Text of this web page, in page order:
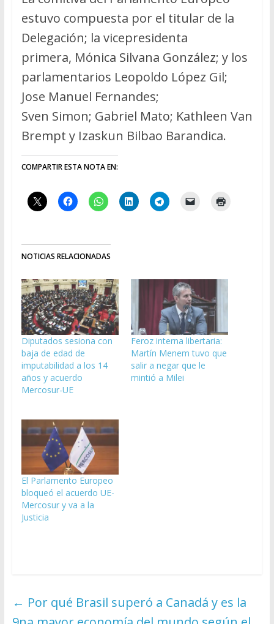
estuvo compuesta por el titular de la
Delegación; la vicepresidenta
primera, Mónica Silvana González; y los
parlamentarios Leopoldo López Gil;
Jose Manuel Fernandes;
Sven Simon; Gabriel Mato; Kathleen Van
Brempt y Izaskun Bilbao Barandica.
COMPARTIR ESTA NOTA EN:
NOTICIAS RELACIONADAS
Diputados sesiona con
baja de edad de
imputabilidad a los 14
años y acuerdo
Mercosur-UE
Feroz interna libertaria:
Martín Menem tuvo que
salir a negar que le
mintió a Milei
El Parlamento Europeo
bloqueó el acuerdo UE-
Mercosur y va a la
Justicia
← Por qué Brasil superó a Canadá y es la